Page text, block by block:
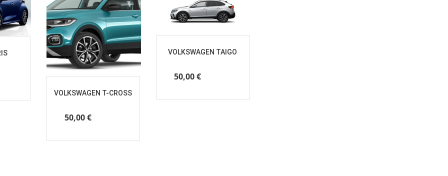
VOLKSWAGEN T-CROSS
50,00€
VOLKSWAGEN TAIGO
50,00€